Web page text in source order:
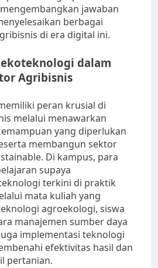
jawaban
berbagai
di era digital ini.
dalam
Agribisnis
peran krusial di
melalui menawarkan
yang diperlukan
membangun sektor
Di kampus, para
supaya
terkini di praktik
mata kuliah yang
agroekologi, siswa
manajemen sumber daya
implementasi teknologi
efektivitas hasil dan
pertanian.